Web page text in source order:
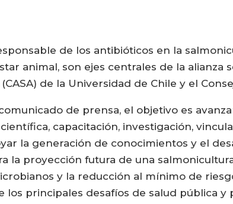
de los antibióticos en la
animal, son ejes centrales de la alianza
de la Universidad de Chile y el
de prensa, el objetivo es
capacitación, investigación,
la generación de conocimientos y el
la proyección futura de una
y la reducción al mínimo de
los principales desafíos de salud pública y